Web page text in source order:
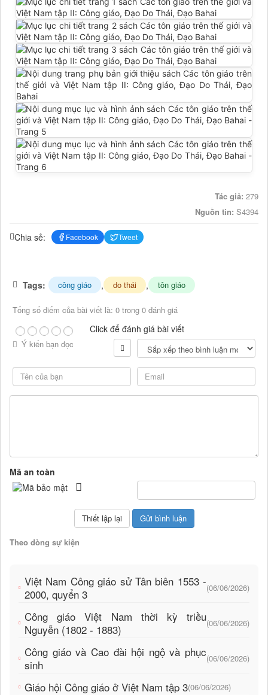
Tác giả: 279
Nguồn tin: S4394
Chia sẻ: Facebook Tweet
Tags: công giáo , do thái , tôn giáo
Tổng số điểm của bài viết là: 0 trong 0 đánh giá
Click để đánh giá bài viết
Ý kiến bạn đọc
Mã an toàn
Theo dòng sự kiện
Việt Nam Công giáo sử Tân biên 1553 -
2000, quyển 3
(06/06/2026)
Công giáo Việt Nam thời kỳ triều
Nguyễn (1802 - 1883)
(06/06/2026)
Công giáo và Cao đài hội ngộ và phục
sinh
(06/06/2026)
Giáo hội Công giáo ở Việt Nam tập 3(06/06/2026)